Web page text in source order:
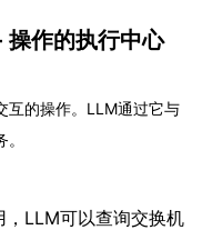
作的执行中心
互的操作。LLM通过它与
LLM可以查询交换机